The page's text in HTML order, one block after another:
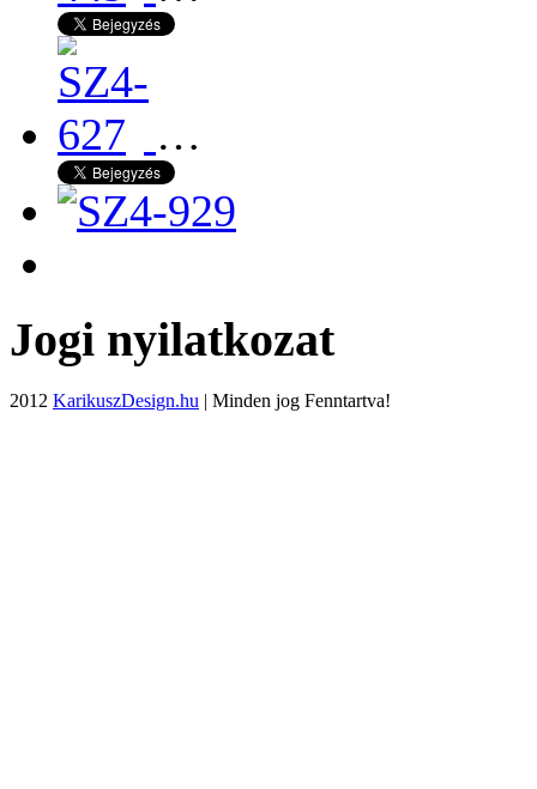
…
Jogi nyilatkozat
2012 KarikuszDesign.hu | Minden jog Fenntartva!